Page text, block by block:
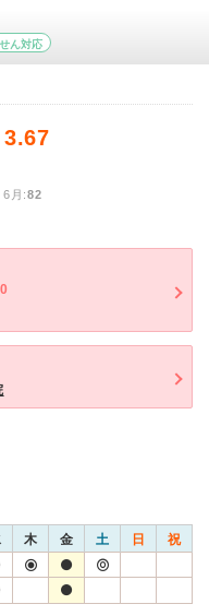
ん対応
3.67
月:82
木 金 土 日 祝